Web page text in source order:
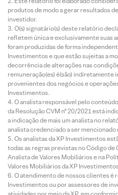
produtos de modo a gerar resultados
investidor.
O(s) signatário(s) deste relatório
refletem única e exclusivamente suas
foram produzidas de forma
Investimentos e que estão sujeitas a
decorrência de alterações nas
remuneração(es) é(são) indiretamente
provenientes dos negócios e
Investimentos.
O analista responsável pelo
da Resolução CVM nº 20/2021 está
a indicação de mais um analista no
analista credenciado a ser mencionado
Os analistas da XP Investimentos
todas as regras previstas no Código de
Analista de Valores Mobiliários e na
Valores Mobiliários da XP
O atendimento de nossos clientes é
Investimentos ou por assessores de